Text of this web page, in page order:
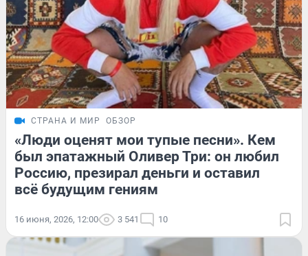
СТРАНА И МИР ОБЗОР
«Люди оценят мои тупые песни». Кем
был эпатажный Оливер Три: он любил
Россию, презирал деньги и оставил
всё будущим гениям
16 июня, 2026, 12:00 3 541 10